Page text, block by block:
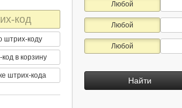
Любой
Любой
Любой
Найти
штрих-коду
в корзину
штрих-кода